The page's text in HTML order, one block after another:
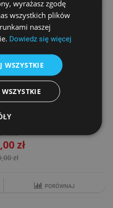
ŚREDNIA
netto
zł
zł
PORÓWNAJ
wyrażasz zgodę
wszystkich plików
naszej
Dowiedz się więcej
WSZYSTKIE